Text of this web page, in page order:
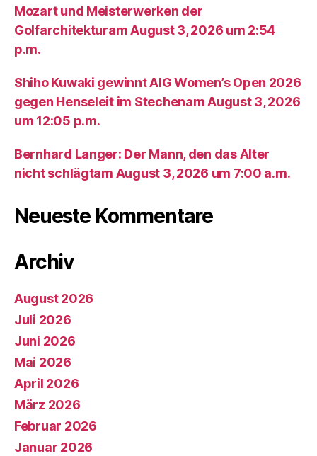
Mozart und Meisterwerken der
Golfarchitekturam August 3, 2026 um 2:54
p.m.
Shiho Kuwaki gewinnt AIG Women’s Open 2026
gegen Henseleit im Stechenam August 3, 2026
um 12:05 p.m.
Bernhard Langer: Der Mann, den das Alter
nicht schlägtam August 3, 2026 um 7:00 a.m.
Neueste Kommentare
Archiv
August 2026
Juli 2026
Juni 2026
Mai 2026
April 2026
März 2026
Februar 2026
Januar 2026